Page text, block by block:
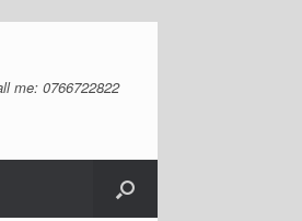
me: 0766722822